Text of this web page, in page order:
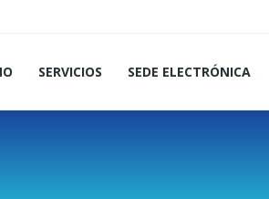
SERVICIOS SEDE ELECTRÓNICA